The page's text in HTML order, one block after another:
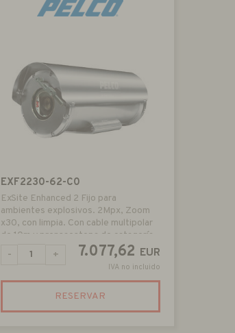
EXF2230-62-C0
ExSite Enhanced 2 Fijo para
ambientes explosivos. 2Mpx, Zoom
x30, con limpia. Con cable multipolar
de 10m y prensaestopa de catagoría
7.077,62 EUR
IVA no incluido
- +
RESERVAR